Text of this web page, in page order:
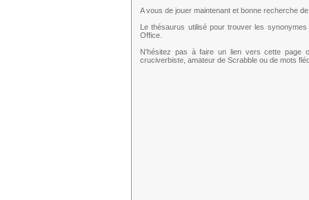
A vous de jouer maintenant et bonne recherche
Le thésaurus utilisé pour trouver les
Office.
N'hésitez pas à faire un lien vers cette
cruciverbiste, amateur de Scrabble ou de mots